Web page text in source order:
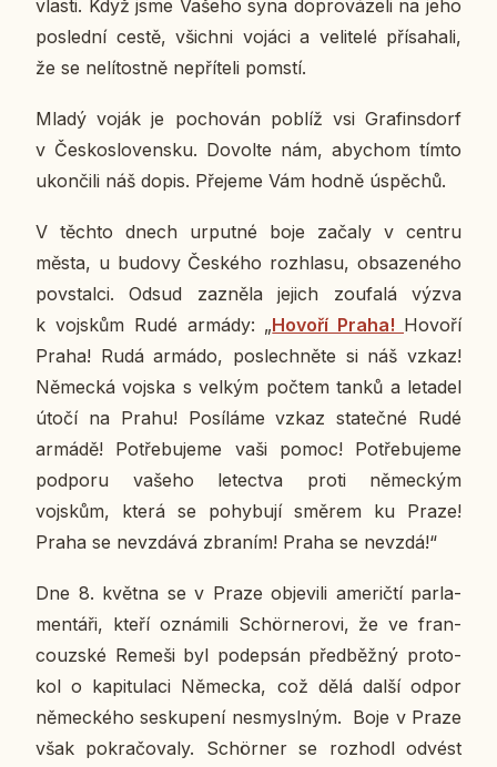
vlasti. Když jsme Vašeho syna do­pro­vá­ze­li na jeho
po­sled­ní cestě, všich­ni vojáci a ve­li­te­lé pří­sa­ha­li,
že se ne­lí­tost­ně ne­pří­te­li pomstí.
Mladý voják je po­cho­ván poblíž vsi Gra­fin­sdorf
v Čes­ko­slo­ven­sku. Do­vol­te nám, abychom tímto
ukon­či­li náš dopis. Pře­je­me Vám hodně úspě­chů.
V těchto dnech ur­put­né boje začaly v centru
města, u budovy Čes­ké­ho roz­hla­su, ob­sa­ze­né­ho
po­vstal­ci. Odsud za­zně­la jejich zou­fa­lá výzva
k vojskům Rudé armády: „Hovoří Praha! Hovoří
Praha! Rudá armádo, po­slech­ně­te si náš vzkaz!
Ně­mec­ká vojska s velkým počtem tanků a le­ta­del
útočí na Prahu! Po­sí­lá­me vzkaz sta­teč­né Rudé
armádě! Po­tře­bu­je­me vaši pomoc! Po­tře­bu­je­me
pod­po­ru vašeho le­tec­tva proti ně­mec­kým
vojskům, která se po­hy­bu­jí směrem ku Praze!
Praha se ne­vzdá­vá zbra­ním! Praha se nevzdá!“
Dne 8. května se v Praze ob­je­vi­li ame­rič­tí par­la­
men­tá­ři, kteří ozná­mi­li Schör­ne­ro­vi, že ve fran­
couz­ské Remeši byl po­de­psán před­běž­ný pro­to­
kol o ka­pi­tu­la­ci Ně­mec­ka, což dělá další odpor
ně­mec­ké­ho se­sku­pe­ní ne­smy­sl­ným. Boje v Praze
však po­kra­čo­va­ly. Schör­ner se roz­ho­dl odvést